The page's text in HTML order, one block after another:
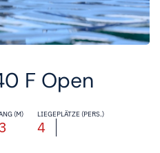
F Open
(M) LIEGEPLÄTZE (PERS.)
4